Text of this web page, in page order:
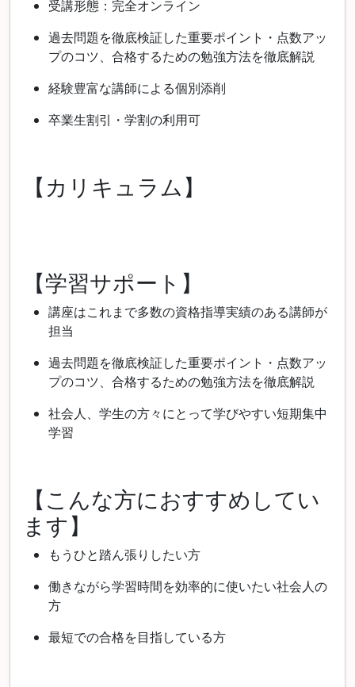
受講形態：完全オンライン
過去問題を徹底検証した重要ポイント・点数アッ
プのコツ、合格するための勉強方法を徹底解説
経験豊富な講師による個別添削
卒業生割引・学割の利用可
【カリキュラム】
【学習サポート】
講座はこれまで多数の資格指導実績のある講師が
担当
過去問題を徹底検証した重要ポイント・点数アッ
プのコツ、合格するための勉強方法を徹底解説
社会人、学生の方々にとって学びやすい短期集中
学習
【こんな方におすすめしてい
ます】
もうひと踏ん張りしたい方
働きながら学習時間を効率的に使いたい社会人の
方
最短での合格を目指している方